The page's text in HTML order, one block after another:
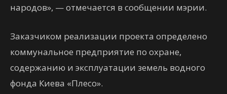
народов», — отмечается в сообщении мэрии.
Заказчиком реализации проекта определено
коммунальное предприятие по охране,
содержанию и эксплуатации земель водного
фонда Киева «Плесо».